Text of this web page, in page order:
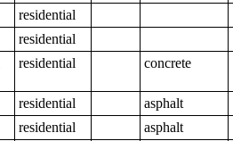
residential
residential
residential concrete
residential
asphalt
residential
asphalt